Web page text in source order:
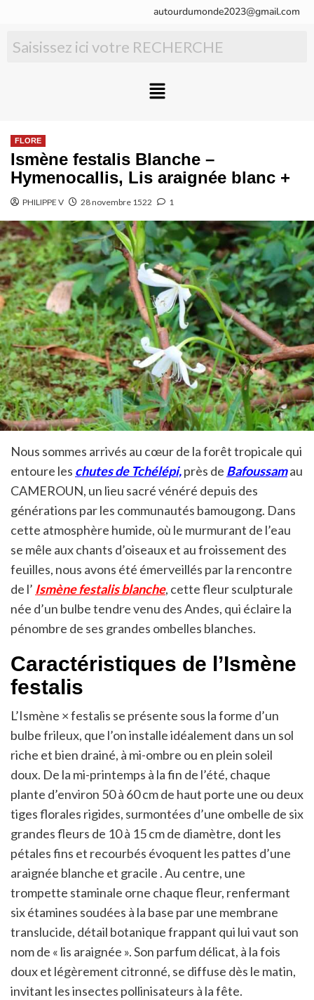
autourdumonde2023@gmail.com
FLORE
Ismène festalis Blanche –
Hymenocallis, Lis araignée blanc +
PHILIPPE V 28 novembre 1522 1
Nous sommes arrivés au cœur de la forêt tropicale qui
entoure les chutes de Tchélépi,près de Bafoussamau
CAMEROUN, un lieu sacré vénéré depuis des
générations par les communautés bamougong. Dans
cette atmosphère humide, où le murmurant de l’eau
se mêle aux chants d’oiseaux et au froissement des
feuilles, nous avons été émerveillés par la rencontre
de l’ Ismène festalis blanche, cette fleur sculpturale
née d’un bulbe tendre venu des Andes, qui éclaire la
pénombre de ses grandes ombelles blanches.
Caractéristiques de l’Ismène
festalis
L’Ismène × festalis se présente sous la forme d’un
bulbe frileux, que l’on installe idéalement dans un sol
riche et bien drainé, à mi-ombre ou en plein soleil
doux. De la mi-printemps à la fin de l’été, chaque
plante d’environ 50 à 60 cm de haut porte une ou deux
tiges florales rigides, surmontées d’une ombelle de six
grandes fleurs de 10 à 15 cm de diamètre, dont les
pétales fins et recourbés évoquent les pattes d’une
araignée blanche et gracile . Au centre, une
trompette staminale orne chaque fleur, renfermant
six étamines soudées à la base par une membrane
translucide, détail botanique frappant qui lui vaut son
nom de « lis araignée ». Son parfum délicat, à la fois
doux et légèrement citronné, se diffuse dès le matin,
invitant les insectes pollinisateurs à la fête.